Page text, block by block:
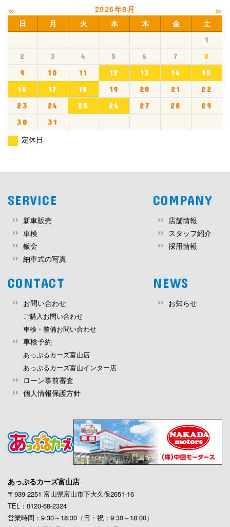
« 2026年8月 »
日 月 火 水 木 金 土
1
2
3 4 5 6 7
8
9
10 11 12 13 14
15
16
17 18 19 20 21
22
23
24 25 26 27 28
29
30
31
定休日
SERVICE
新車販売
車検
鈑金
納車式の写真
COMPANY
店舗情報
スタッフ紹介
採用情報
CONTACT
お問い合わせ
ご購入お問い合わせ
車検・整備お問い合わせ
車検予約
あっぷるカーズ富山店
あっぷるカーズ富山インター店
ローン事前審査
個人情報保護方針
NEWS
お知らせ
あっぷるカーズ富山店
〒939-2251 富山県富山市下大久保2651-16
TEL：0120-68-2324
営業時間：9:30～18:30（日・祝：9:30～18:00）